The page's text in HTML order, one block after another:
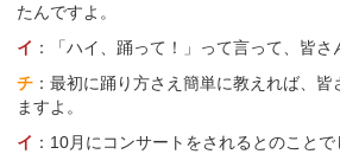
たんですよ。
イ ：「ハイ、踊って！」って言って、皆さ
チ ：最初に踊り方さえ簡単に教えれば、
ますよ。
イ ：10月にコンサートをされるとのこと